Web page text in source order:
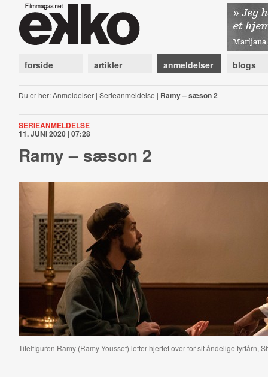
forside artikler anmeldelser blogs
Du er her:Anmeldelser| Serieanmeldelse | Ramy – sæson 2
SERIEANMELDELSE
11. JUNI 2020 | 07:28
Ramy – sæson 2
Titelfiguren Ramy (Ramy Youssef) letter hjertet over for sit åndelige fyrtårn,